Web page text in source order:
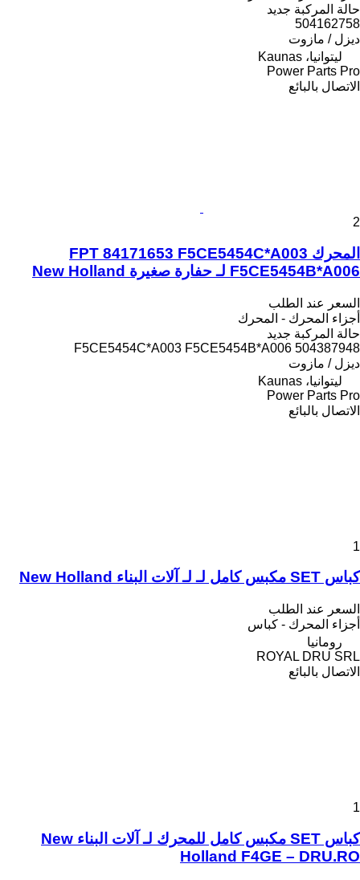
حالة المركبة جديد
504162758
ديزل / مازوت
ليتوانيا، Kaunas
Power Parts Pro
الاتصال بالبائع
2
المحرك FPT 84171653 F5CE5454C*A003
F5CE5454B*A006 لـ حفارة صغيرة New Holland
السعر عند الطلب
أجزاء المحرك - المحرك
حالة المركبة جديد
F5CE5454C*A003 F5CE5454B*A006 504387948
ديزل / مازوت
ليتوانيا، Kaunas
Power Parts Pro
الاتصال بالبائع
1
كباس SET مكبس كامل لـ لـ آلات البناء New Holland
السعر عند الطلب
أجزاء المحرك - كباس
رومانيا
ROYAL DRU SRL
الاتصال بالبائع
1
كباس SET مكبس كامل للمحرك لـ آلات البناء New
Holland F4GE – DRU.RO